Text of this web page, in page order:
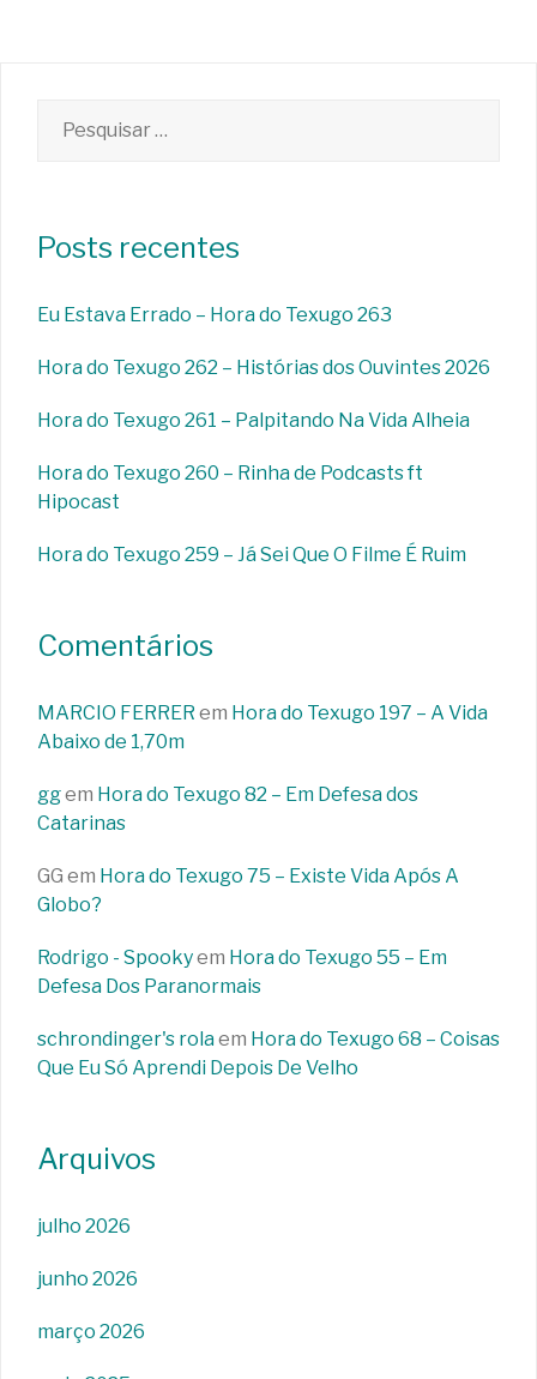
por:
Posts recentes
Eu Estava Errado – Hora do Texugo 263
Hora do Texugo 262 – Histórias dos Ouvintes 2026
Hora do Texugo 261 – Palpitando Na Vida Alheia
Hora do Texugo 260 – Rinha de Podcasts ft
Hipocast
Hora do Texugo 259 – Já Sei Que O Filme É Ruim
Comentários
MARCIO FERRER em Hora do Texugo 197 – A Vida
Abaixo de 1,70m
ggem Hora do Texugo 82 – Em Defesa dos
Catarinas
GG em Hora do Texugo 75 – Existe Vida Após A
Globo?
Rodrigo - Spookyem Hora do Texugo 55 – Em
Defesa Dos Paranormais
schrondinger's rolaem Hora do Texugo 68 – Coisas
Que Eu Só Aprendi Depois De Velho
Arquivos
julho 2026
junho 2026
março 2026